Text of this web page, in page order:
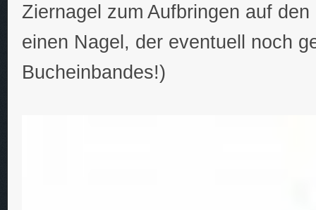
Ziernagel zum Aufbringen auf
einen Nagel, der eventuell noch
Bucheinbandes!)